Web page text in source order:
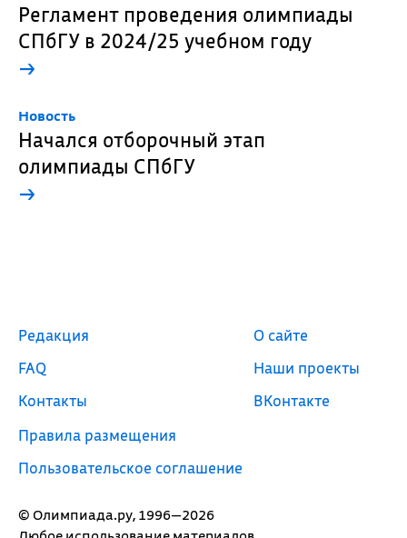
Регламент проведения олимпиады
СПбГУ в 2024/25 учебном году
→
Новость
Начался отборочный этап
олимпиады СПбГУ
→
© Олимпиада.ру, 1996—2026
Редакция
FAQ
Контакты
Правила размещения
Пользовательское соглашение
О сайте
Наши проекты
ВКонтакте